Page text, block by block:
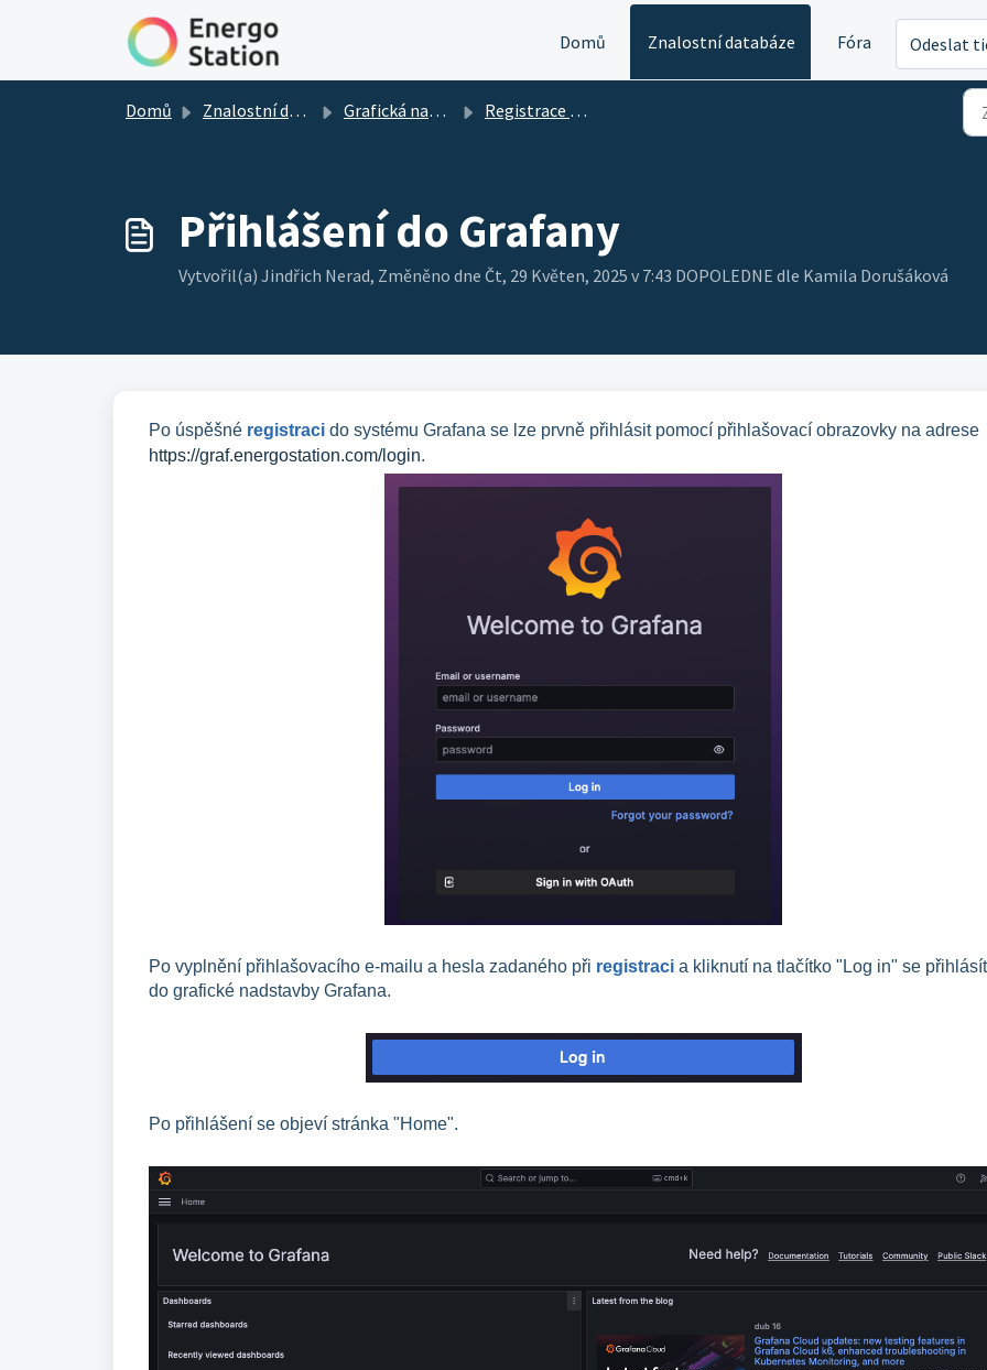
Domů
Znalostní databáze Fóra Odeslat
Domů Znalostní databáze Grafická nadstavba Registrace a přihlášení
Přihlášení do Grafany
Vytvořil(a) Jindřich Nerad, Změněno dne Čt, 29 Květen, 2025 v 7:43 DOPOLEDNE dle Kamila Dorušáková
Po úspěšné registraci do systému Grafana se lze prvně přihlásit pomocí přihlašovací obrazovky na adrese
https://graf.energostation.com/login.
Po vyplnění přihlašovacího e-mailu a hesla zadaného při registraci a kliknutí na tlačítko "Log in" se
do grafické nadstavby Grafana.
Po přihlášení se objeví stránka "Home".